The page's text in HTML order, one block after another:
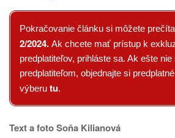
Pokračovanie článku si môžete
2/2024. Ak chcete mať prístup k
predplatiteľov, prihláste sa. Ak ešte
predplatiteľom, objednajte si
výberu tu.
Text a foto Soňa Kilianová